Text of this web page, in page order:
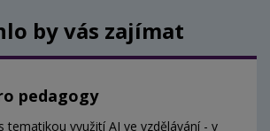
by vás zajímat
pedagogy
tematikou využití AI ve vzdělávání - v